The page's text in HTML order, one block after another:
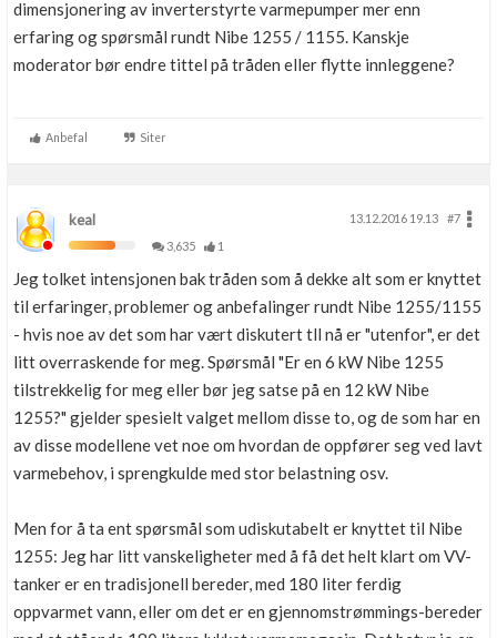
dimensjonering av inverterstyrte varmepumper mer enn
erfaring og spørsmål rundt Nibe 1255 / 1155. Kanskje
moderator bør endre tittel på tråden eller flytte innleggene?
Anbefal Siter
keal 13.12.2016 19.13
#7
3,635
1
Jeg tolket intensjonen bak tråden som å dekke alt som er knyttet
til erfaringer, problemer og anbefalinger rundt Nibe 1255/1155
- hvis noe av det som har vært diskutert tll nå er "utenfor", er det
litt overraskende for meg. Spørsmål "Er en 6 kW Nibe 1255
tilstrekkelig for meg eller bør jeg satse på en 12 kW Nibe
1255?" gjelder spesielt valget mellom disse to, og de som har en
av disse modellene vet noe om hvordan de oppfører seg ved lavt
varmebehov, i sprengkulde med stor belastning osv.
Men for å ta ent spørsmål som udiskutabelt er knyttet til Nibe
1255: Jeg har litt vanskeligheter med å få det helt klart om VV-
tanker er en tradisjonell bereder, med 180 liter ferdig
oppvarmet vann, eller om det er en gjennomstrømmings-bereder